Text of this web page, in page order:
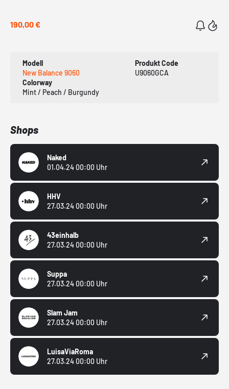
190,00 €
Modell
New Balance 9060
Produkt Code
U9060GCA
Colorway
Mint / Peach / Burgundy
Shops
Naked
01.04.24 00:00 Uhr
HHV
27.03.24 00:00 Uhr
43einhalb
27.03.24 00:00 Uhr
Suppa
27.03.24 00:00 Uhr
Slam Jam
27.03.24 00:00 Uhr
LuisaViaRoma
27.03.24 00:00 Uhr